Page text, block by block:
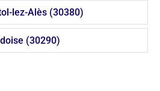
lez-Alès (30380)
(30290)